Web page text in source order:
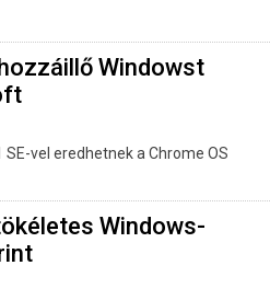
Windowst
vel eredhetnek a Chrome OS
Windows-